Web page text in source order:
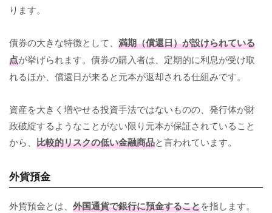
ります。
債券の大きな特徴として、 満期（償還日）が設けられている
点が挙げられます。債券の購入者は、定期的に利息が受け取
れるほか、償還日が来ると元本が返却される仕組みです。
資産を大きく増やせる投資手法ではないものの、発行体が財
政破綻するようなことがない限り元本が保証されていること
から、 比較的リスクの低い金融商品と言われています。
外貨預金
外貨預金とは、 外国通貨で銀行に預金することを指します。